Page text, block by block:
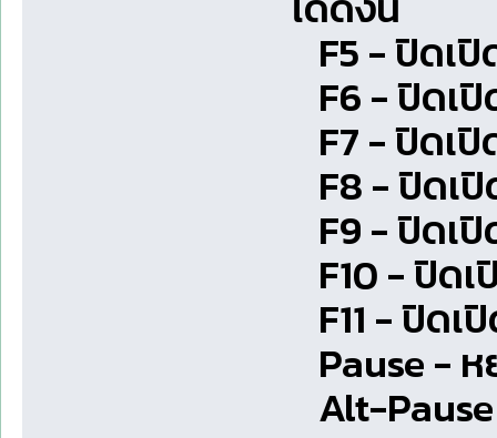
F5 - ปิดเ
F6 - ปิดเ
F7 - ปิดเ
F8 - ปิดเ
F9 - ปิดเปิ
F10 - ปิด
F11 - ปิดเ
Pause -
Alt-